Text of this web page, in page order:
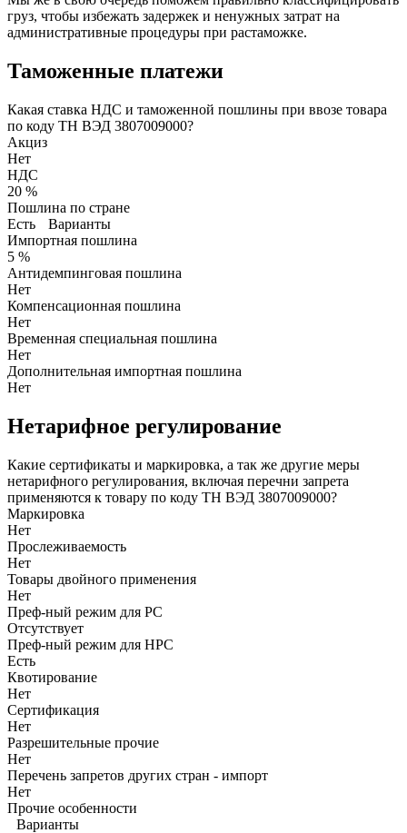
груз, чтобы избежать задержек и ненужных затрат на
административные процедуры при растаможке.
Таможенные платежи
Какая ставка НДС и таможенной пошлины при ввозе товара
по коду ТН ВЭД 3807009000?
Акциз
Нет
НДС
20 %
Пошлина по стране
Есть
Варианты
Импортная пошлина
5 %
Антидемпинговая пошлина
Нет
Компенсационная пошлина
Нет
Временная специальная пошлина
Нет
Дополнительная импортная пошлина
Нет
Нетарифное регулирование
Какие сертификаты и маркировка, а так же другие меры
нетарифного регулирования, включая перечни запрета
применяются к товару по коду ТН ВЭД 3807009000?
Маркировка
Нет
Прослеживаемость
Нет
Товары двойного применения
Нет
Преф-ный режим для РС
Отсутствует
Преф-ный режим для НРС
Есть
Квотирование
Нет
Сертификация
Нет
Разрешительные прочие
Нет
Перечень запретов других стран - импорт
Нет
Прочие особенности
Варианты